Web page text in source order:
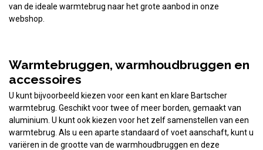
van de ideale warmtebrug naar het grote aanbod in onze
webshop.
Warmtebruggen, warmhoudbruggen en
accessoires
U kunt bijvoorbeeld kiezen voor een kant en klare Bartscher
warmtebrug. Geschikt voor twee of meer borden, gemaakt van
aluminium. U kunt ook kiezen voor het zelf samenstellen van een
warmtebrug. Als u een aparte standaard of voet aanschaft, kunt u
variëren in de grootte van de warmhoudbruggen en deze